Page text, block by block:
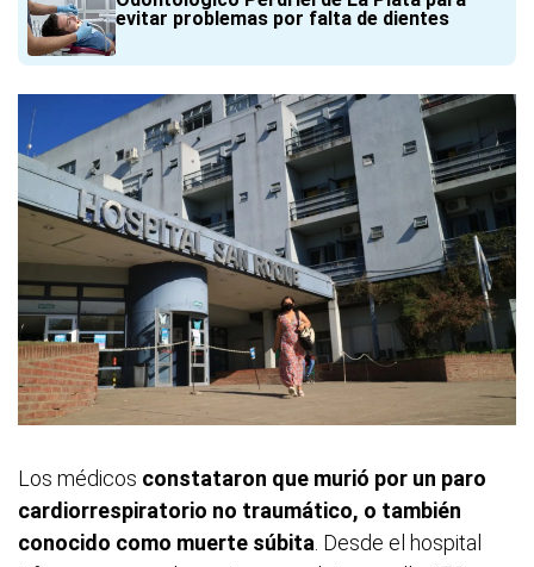
evitar problemas por falta de dientes
Los médicos constataron que murió por un paro
cardiorrespiratorio no traumático, o también
conocido como muerte súbita. Desde el hospital